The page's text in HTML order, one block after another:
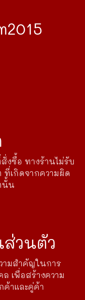
งซื้อ ทางร้านไม่รับ
เกิดจากความผิด
นั้น
ส่วนตัว
มสำคัญในการ
เพื่อสร้างความ
าและคู่ค้า